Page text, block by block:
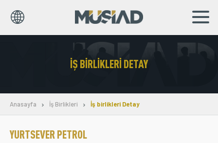
TR
EN
İŞ BIRLIKLERI DETAY
Anasayfa İş Birlikleri İş birlikleri Detay
YURTSEVER PETROL